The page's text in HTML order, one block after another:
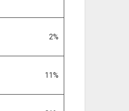
2%
11%